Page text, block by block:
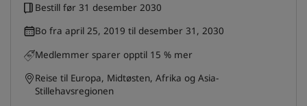
Bestill før 31 desember 2030
Bo fra april 25, 2019 til desember 31, 2030
Medlemmer sparer opptil 15 % mer
Reise til Europa, Midtøsten, Afrika og Asia-
Stillehavsregionen